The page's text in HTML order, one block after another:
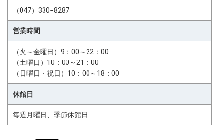
（047）330−8287
営業時間
（火～金曜日）9：00～22：00
（土曜日）10：00～21：00
（日曜日・祝日）10：00～18：00
休館日
毎週月曜日、季節休館日